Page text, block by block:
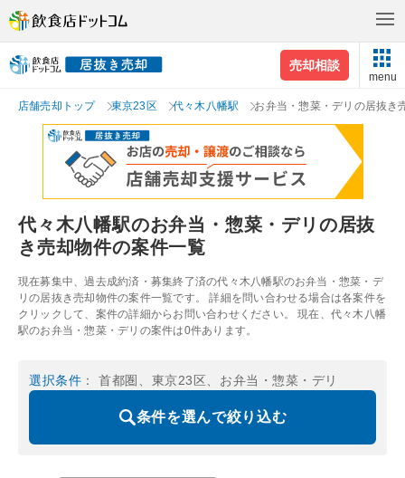
売却相談
menu
店舗売却トップ 東京23区 代々木八幡駅 お弁当・惣菜・デリの居抜き
代々木八幡駅のお弁当・惣菜・デリの居抜
き売却物件の案件一覧
現在募集中、過去成約済・募集終了済の代々木八幡駅のお弁当・惣菜・デ
リの居抜き売却物件の案件一覧です。 詳細を問い合わせる場合は各案件を
クリックして、案件の詳細からお問い合わせください。 現在、代々木八幡
駅のお弁当・惣菜・デリの案件は0件あります。
選択条件 ： 首都圏、東京23区、お弁当・惣菜・デリ
条件を選んで絞り込む